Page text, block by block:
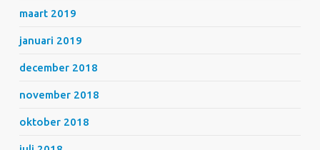
maart 2019
januari 2019
december 2018
november 2018
oktober 2018